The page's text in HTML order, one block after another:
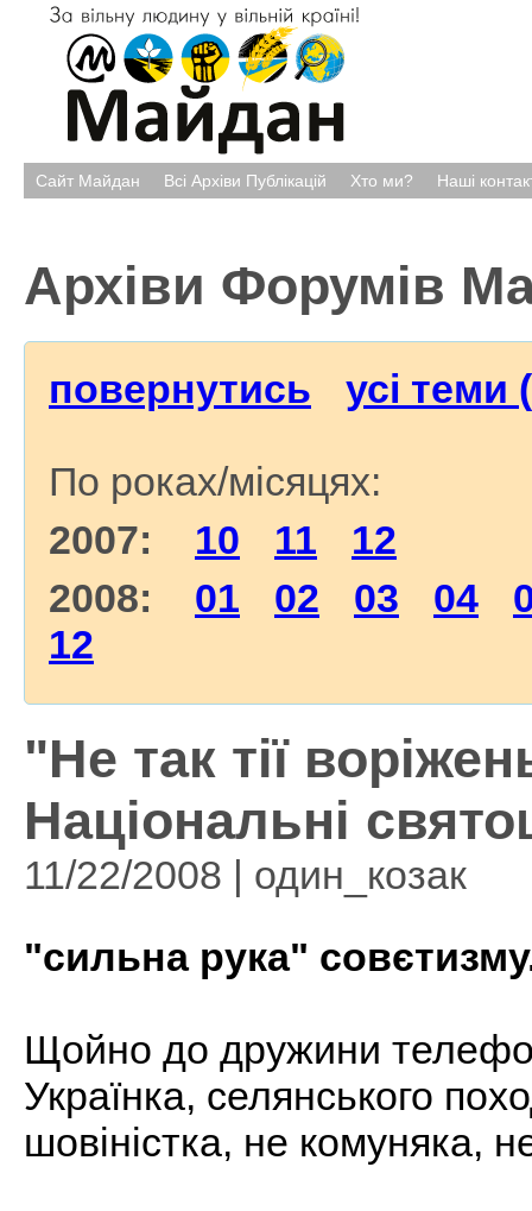
Сайт Майдан Всі Архіви Публікацій Хто ми? Наші
Архіви Форумів
повернутись усі теми
По роках/місяцях:
2007: 10 11
12
2008: 01 02 03 04
12
"Не так тії
Національні
11/22/2008 | один_козак
"сильна рука"
Щойно до дружини
Українка, селянського
шовіністка, не комуняка,